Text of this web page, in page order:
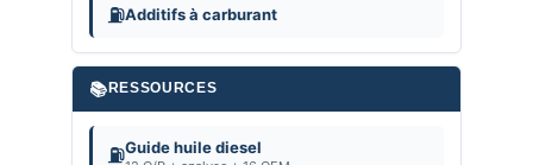
⛽Additifs à carburant
📚 RESSOURCES
⛽Guide huile diesel